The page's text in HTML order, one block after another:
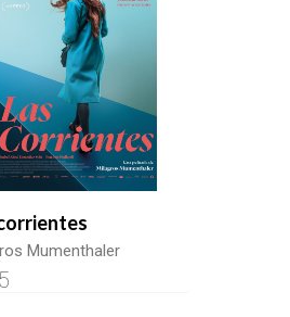
Mumenthaler